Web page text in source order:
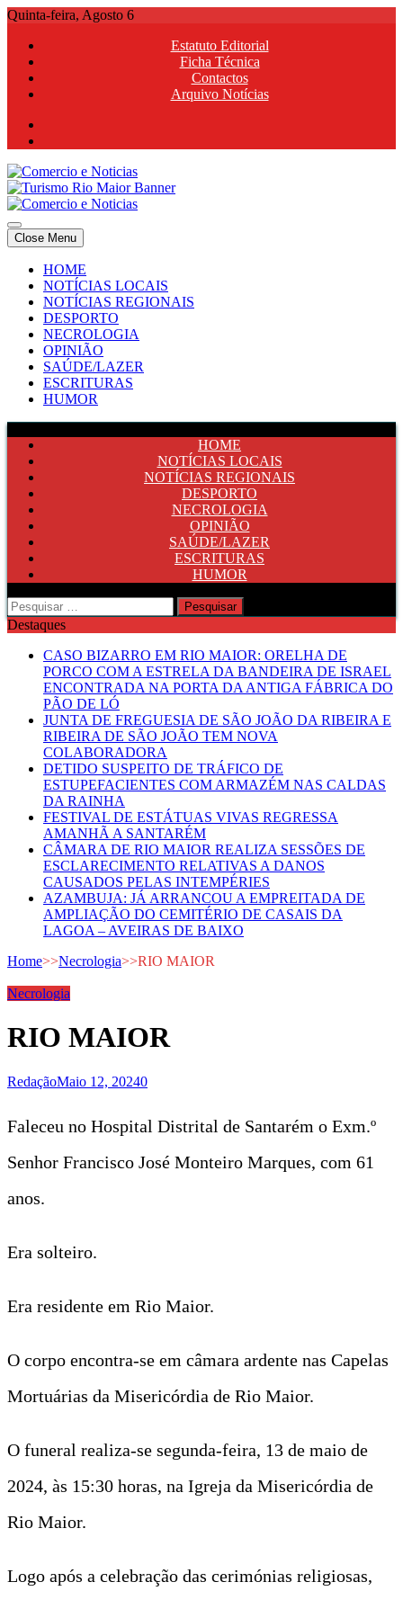
Skip
content
Quinta-feira, Agosto 6
Estatuto Editorial
Ficha Técnica
Contactos
Arquivo Notícias
Comercio e Noticias
Notícias e Publicidade Online
Comercio e Noticias
Notícias e Publicidade Online
Close Menu
HOME
NOTÍCIAS LOCAIS
NOTÍCIAS REGIONAIS
DESPORTO
NECROLOGIA
OPINIÃO
SAÚDE/LAZER
ESCRITURAS
HUMOR
HOME
NOTÍCIAS LOCAIS
NOTÍCIAS REGIONAIS
DESPORTO
NECROLOGIA
OPINIÃO
SAÚDE/LAZER
ESCRITURAS
HUMOR
Pesquisar
por:
Destaques
CASO BIZARRO EM RIO MAIOR: ORELHA DE
PORCO COM A ESTRELA DA BANDEIRA DE ISRAEL
ENCONTRADA NA PORTA DA ANTIGA FÁBRICA DO
PÃO DE LÓ
JUNTA DE FREGUESIA DE SÃO JOÃO DA RIBEIRA E
RIBEIRA DE SÃO JOÃO TEM NOVA
COLABORADORA
DETIDO SUSPEITO DE TRÁFICO DE
ESTUPEFACIENTES COM ARMAZÉM NAS CALDAS
DA RAINHA
FESTIVAL DE ESTÁTUAS VIVAS REGRESSA
AMANHÃ A SANTARÉM
CÂMARA DE RIO MAIOR REALIZA SESSÕES DE
ESCLARECIMENTO RELATIVAS A DANOS
CAUSADOS PELAS INTEMPÉRIES
AZAMBUJA: JÁ ARRANCOU A EMPREITADA DE
AMPLIAÇÃO DO CEMITÉRIO DE CASAIS DA
LAGOA – AVEIRAS DE BAIXO
Home>>Necrologia>>RIO MAIOR
Necrologia
RIO MAIOR
RedaçãoMaio 12, 20240
Faleceu no Hospital Distrital de Santarém o Exm.º
Senhor Francisco José Monteiro Marques, com 61
anos.
Era solteiro.
Era residente em Rio Maior.
O corpo encontra-se em câmara ardente nas Capelas
Mortuárias da Misericórdia de Rio Maior.
O funeral realiza-se segunda-feira, 13 de maio de
2024, às 15:30 horas, na Igreja da Misericórdia de
Rio Maior.
Logo após a celebração das cerimónias religiosas,